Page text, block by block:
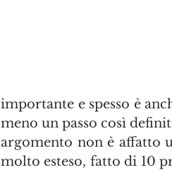
importante e spesso è
meno un passo così
argomento non è affatto
molto esteso, fatto di 10